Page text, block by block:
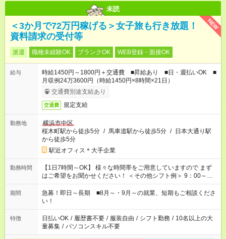
未読
NEW
＜3か月で72万円稼げる＞女子旅も行き放題！
資料請求の受付等
派遣 職種未経験OK ブランクOK WEB登録・面接OK
給与
時給1450円～1800円＋交通費 ■昇給あり ■日・週払いOK ■
月収例24万3600円（時給1450円×8時間×21日）
交通費別途支給あり
交通費 規定支給
勤務地
横浜市中区
桜木町駅から徒歩5分 / 馬車道駅から徒歩5分 / 日本大通り駅
から徒歩5分
駅近オフィス＊大手企業
勤務時間
【1日7時間～OK】 様々な時間帯をご用意していますので まず
はご希望をお聞かせください！ ＜その他シフト例＞ 9：00～
17：00 11：00～20：00 などなど！その他のお時間もOKです！
期間
急募！即日～長期 ■8月～・9月～の就業、短期もご相談くださ
い！
特徴 日払いOK / 履歴書不要 / 服装自由 / シフト勤務 / 10名以上の大
量募集 / パソコンスキル不要